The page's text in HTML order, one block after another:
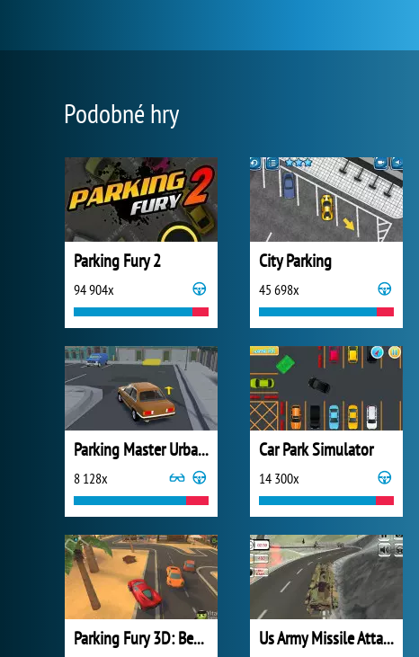
Podobné hry
Parking Fury 2
94 904x
City Parking
45 698x
Parking Master Urban Challenges
8 128x
Car Park Simulator
14 300x
Parking Fury 3D: Beach City Us Army Missile Attack Army Truck Driving